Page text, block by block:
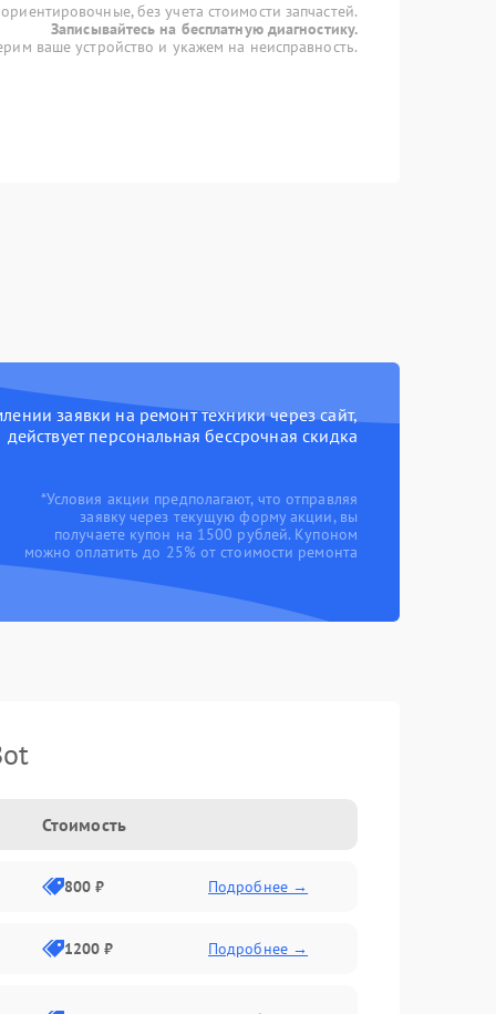
без учета стоимости запчастей.
Записывайтесь на бесплатную диагностику.
ваше устройство и укажем на неисправность.
заявки на ремонт техники через сайт,
действует персональная бессрочная скидка
*Условия акции предполагают, что отправляя
заявку через текущую форму акции, вы
получаете купон на 1500 рублей. Купоном
можно оплатить до 25% от стоимости ремонта
Стоимость
800 ₽ Подробнее →
1200 ₽ Подробнее →